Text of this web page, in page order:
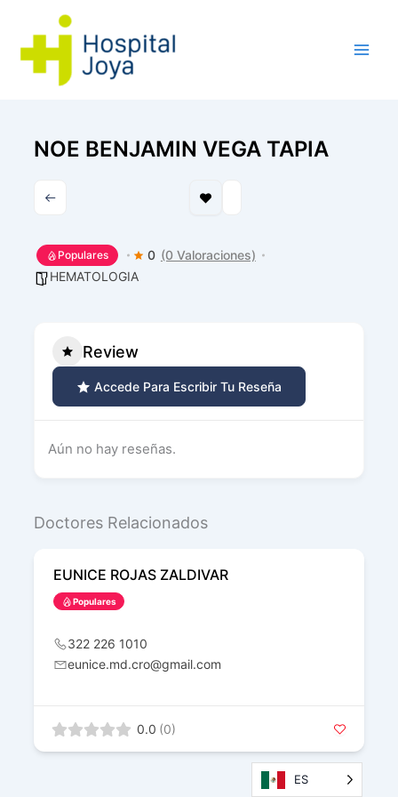
contenido
NOE BENJAMIN VEGA TAPIA
Populares 0 (0 Valoraciones)
HEMATOLOGIA
Review
Accede Para Escribir Tu Reseña
Aún no hay reseñas.
Doctores Relacionados
EUNICE ROJAS ZALDIVAR
Populares
322 226 1010
eunice.md.cro@gmail.com
0.0 (0)
ES